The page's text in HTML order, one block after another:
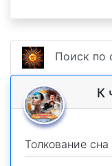
Поиск по
К
Толкование